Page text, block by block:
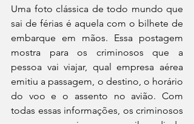
Uma foto clássica de todo mundo que
sai de férias é aquela com o bilhete de
embarque em mãos. Essa postagem
mostra para os criminosos que a
pessoa vai viajar, qual empresa aérea
emitiu a passagem, o destino, o horário
do voo e o assento no avião. Com
todas essas informações, os criminosos